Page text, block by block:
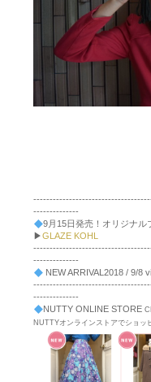
--------------
9月15日発売！オリジナル
▶︎GLAZE KOHL
--------------
NEW ARRIVAL2018 / 9/8
--------------
NUTTY ONLINE STORE
NUTTYオンラインストアでショッ